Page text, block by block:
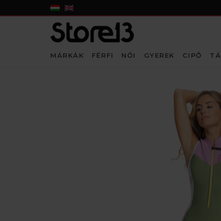
MÁRKÁK FÉRFI NŐI GYEREK CIPŐ